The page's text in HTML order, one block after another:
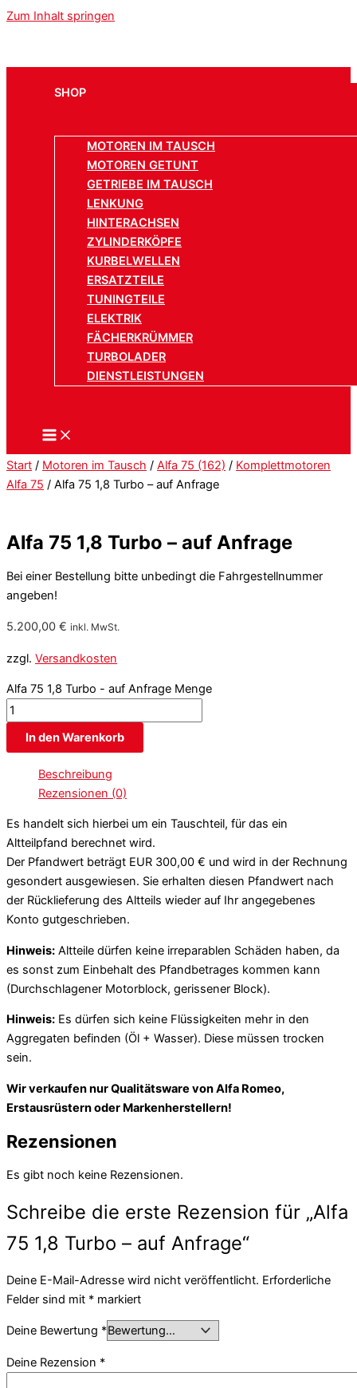
Zum Inhalt springen
SHOP
MOTOREN IM TAUSCH
MOTOREN GETUNT
GETRIEBE IM TAUSCH
LENKUNG
HINTERACHSEN
ZYLINDERKÖPFE
KURBELWELLEN
ERSATZTEILE
TUNINGTEILE
ELEKTRIK
FÄCHERKRÜMMER
TURBOLADER
DIENSTLEISTUNGEN
Start / Motoren im Tausch / Alfa 75 (162) / Komplettmotoren
Alfa 75 / Alfa 75 1,8 Turbo – auf Anfrage
Alfa 75 1,8 Turbo – auf Anfrage
Bei einer Bestellung bitte unbedingt die Fahrgestellnummer
angeben!
5.200,00 € inkl. MwSt.
zzgl. Versandkosten
Alfa 75 1,8 Turbo - auf Anfrage Menge
In den Warenkorb
Beschreibung
Rezensionen (0)
Es handelt sich hierbei um ein Tauschteil, für das ein
Altteilpfand berechnet wird.
Der Pfandwert beträgt EUR 300,00 € und wird in der Rechnung
gesondert ausgewiesen. Sie erhalten diesen Pfandwert nach
der Rücklieferung des Altteils wieder auf Ihr angegebenes
Konto gutgeschrieben.
Hinweis: Altteile dürfen keine irreparablen Schäden haben, da
es sonst zum Einbehalt des Pfandbetrages kommen kann
(Durchschlagener Motorblock, gerissener Block).
Hinweis: Es dürfen sich keine Flüssigkeiten mehr in den
Aggregaten befinden (Öl + Wasser). Diese müssen trocken
sein.
Wir verkaufen nur Qualitätsware von Alfa Romeo,
Erstausrüstern oder Markenherstellern!
Rezensionen
Es gibt noch keine Rezensionen.
Schreibe die erste Rezension für „Alfa
75 1,8 Turbo – auf Anfrage“
Deine E-Mail-Adresse wird nicht veröffentlicht. Erforderliche
Felder sind mit * markiert
Deine Bewertung *
Deine Rezension *